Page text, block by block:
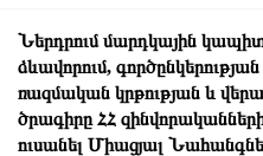
Ներդրում մարդկային
ձևավորում,
ռազմական կրթության և
ծրագիրը ՀՀ
ուսանել Միացյալ